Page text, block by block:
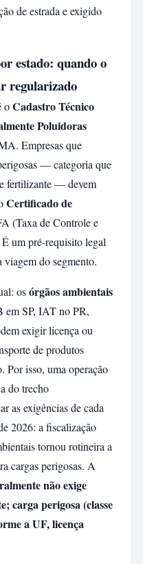
de estrada e exigido
estado: quando o
regularizado
oCadastro Técnico
Poluidoras
Empresas que
— categoria que
fertilizante — devem
Certificado de
(Taxa de Controle e
um pré-requisito legal
viagem do segmento.
osórgãos ambientais
em SP, IAT no PR,
exigir licença ou
de produtos
Por isso, uma operação
do trecho
as exigências de cada
2026: a fiscalização
tornou rotineira a
cargas perigosas. A
não exige
carga perigosa (classe
a UF, licença